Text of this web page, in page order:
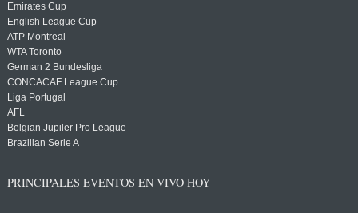
Emirates Cup
English League Cup
ATP Montreal
WTA Toronto
German 2 Bundesliga
CONCACAF League Cup
Liga Portugal
AFL
Belgian Jupiler Pro League
Brazilian Serie A
PRINCIPALES EVENTOS EN VIVO HOY